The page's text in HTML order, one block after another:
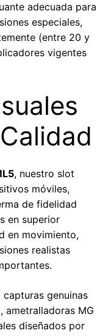
adecuada para
especiales,
(entre 20 y
vigentes
, nuestro slot
móviles,
de fidelidad
en superior
en movimiento,
realistas
genuinas
ametralladoras MG
diseñados por